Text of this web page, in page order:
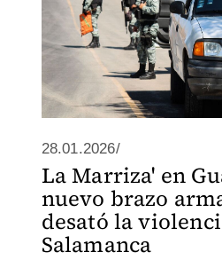
28.01.2026/
La Marriza' en
nuevo brazo
desató la
Salamanca